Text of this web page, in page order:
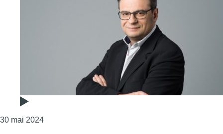
30 mai 2024Consulter l'article "L’édito de Fabrice Grosfilley :